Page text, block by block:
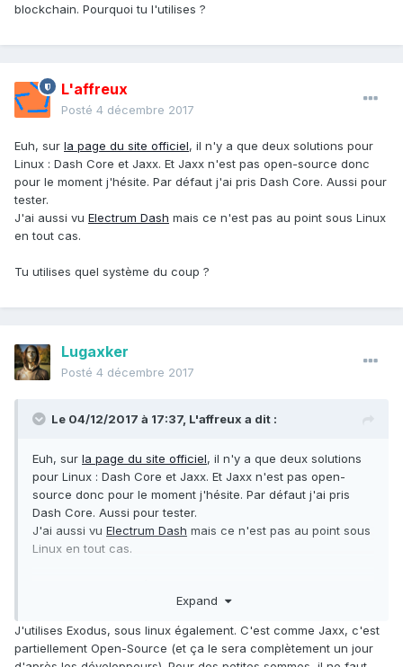
blockchain. Pourquoi tu l'utilises ?
L'affreux
Posté 4 décembre 2017
Euh, sur la page du site officiel, il n'y a que deux solutions pour
Linux : Dash Core et Jaxx. Et Jaxx n'est pas open-source donc
pour le moment j'hésite. Par défaut j'ai pris Dash Core. Aussi pour
tester.
J'ai aussi vu Electrum Dash mais ce n'est pas au point sous Linux
en tout cas.
Tu utilises quel système du coup ?
Lugaxker
Posté 4 décembre 2017
Le 04/12/2017 à 17:37, L'affreux a dit :
Euh, sur la page du site officiel, il n'y a que deux solutions
pour Linux : Dash Core et Jaxx. Et Jaxx n'est pas open-
source donc pour le moment j'hésite. Par défaut j'ai pris
Dash Core. Aussi pour tester.
J'ai aussi vu Electrum Dash mais ce n'est pas au point sous
Linux en tout cas.
Expand
J'utilises Exodus, sous linux également. C'est comme Jaxx, c'est
partiellement Open-Source (et ça le sera complètement un jour